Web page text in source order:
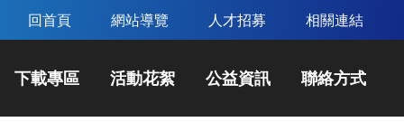
回首頁 網站導覽 人才招募 相關連結
下載專區 活動花絮 公益資訊 聯絡方式